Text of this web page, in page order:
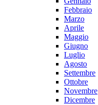
Febbraio
Marzo
Aprile
Maggio
Giugno
Luglio
Agosto
Settembre
Ottobre
Novembre
Dicembre